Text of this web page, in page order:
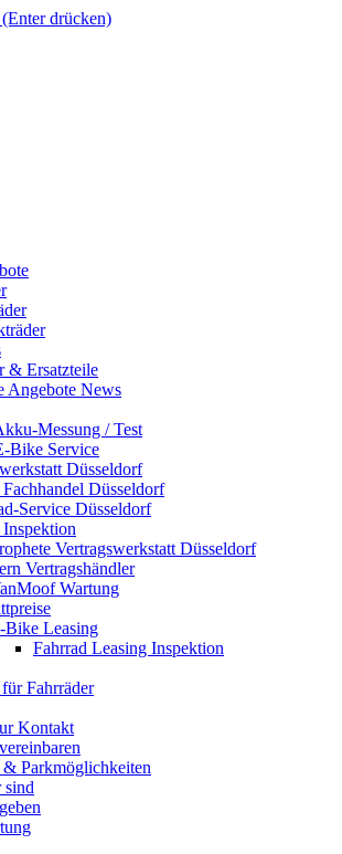
drücken)
am Hauptbahnhof
& Ersatzteile
Angebote News
Messung / Test
Bike Service
Düsseldorf
Düsseldorf
Service Düsseldorf
Vertragswerkstatt Düsseldorf
Vertragshändler
Wartung
Bike Leasing
Fahrrad Leasing Inspektion
Fahrräder
Kontakt
Parkmöglichkeiten
sind